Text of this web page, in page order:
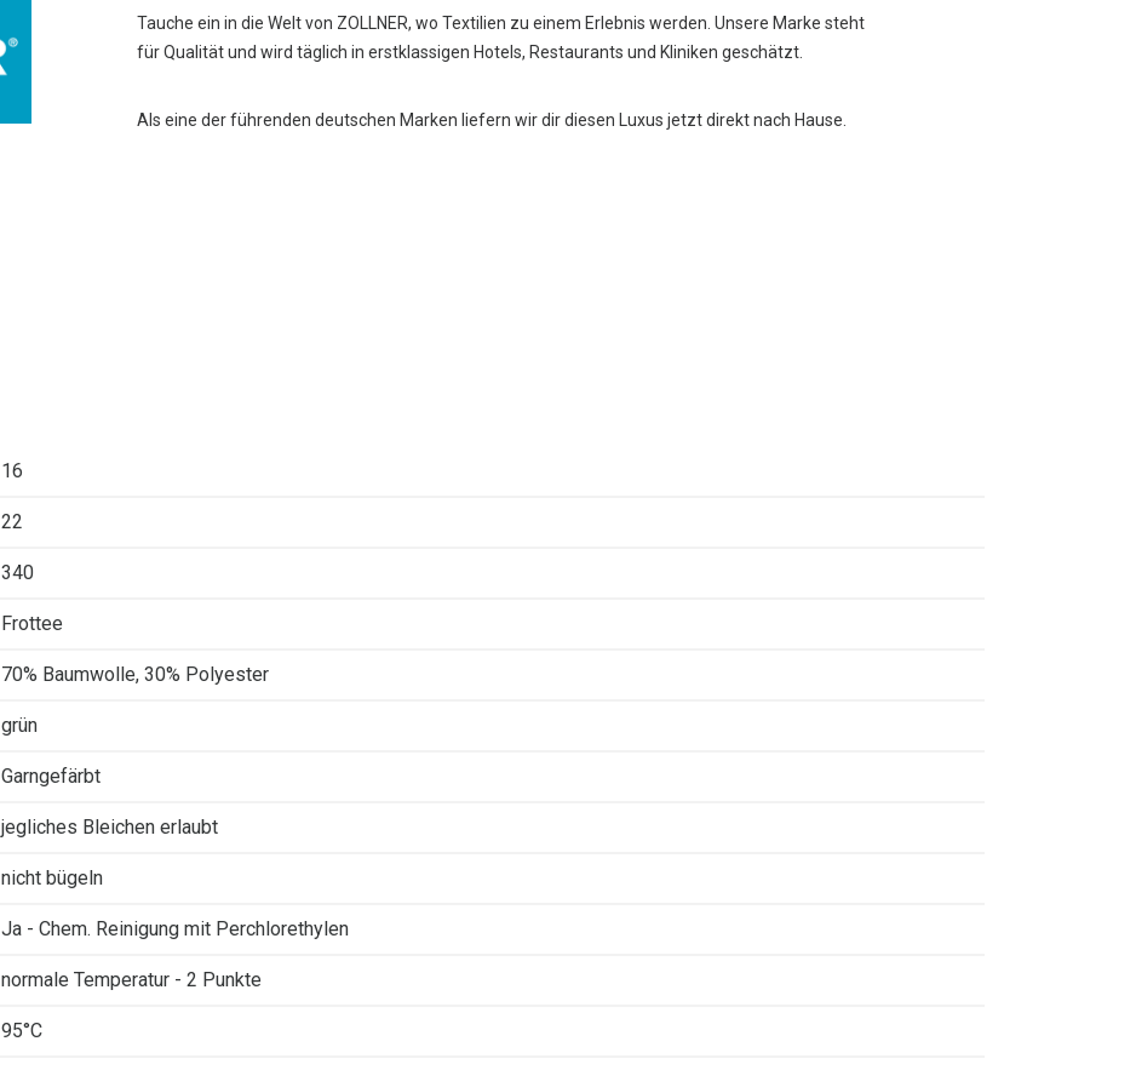
Tauche ein in die Welt von ZOLLNER, wo Textilien zu einem Erlebnis werden. Unsere Marke steht
für Qualität und wird täglich in erstklassigen Hotels, Restaurants und Kliniken geschätzt.
Als eine der führenden deutschen Marken liefern wir dir diesen Luxus jetzt direkt nach Hause.
16
22
340
Frottee
70% Baumwolle, 30% Polyester
grün
Garngefärbt
jegliches Bleichen erlaubt
nicht bügeln
Ja - Chem. Reinigung mit Perchlorethylen
normale Temperatur - 2 Punkte
95°C